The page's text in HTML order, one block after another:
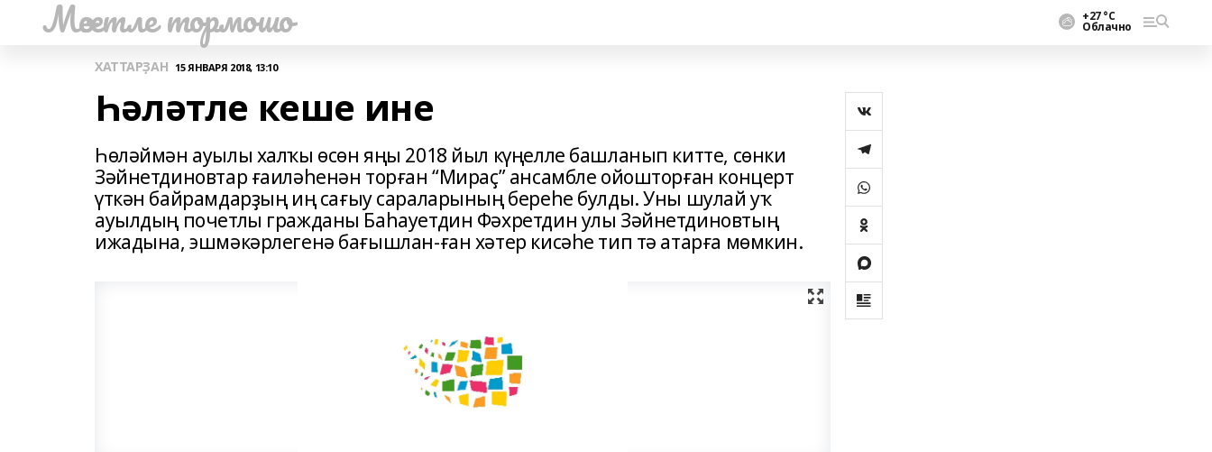
Мәсетле тормошо +27 °С
Облачно
ХАТТАРҘАН 15 ЯНВАРЯ 2018, 13:10
Һәләтле кеше ине
Һөләймән ауылы халҡы өсөн яңы 2018 йыл күңелле башланып китте, сөнки
Зәйнетдиновтар ғаиләһенән торған “Мираҫ” ансамбле ойошторған концерт
үткән байрамдарҙың иң сағыу сараларының береһе булды. Уны шулай уҡ
ауылдың почетлы гражданы Баһауетдин Фәхретдин улы Зәйнетдиновтың
ижадына, эшмәкәрлегенә бағышлан-ған хәтер кисәһе тип тә атарға мөмкин.